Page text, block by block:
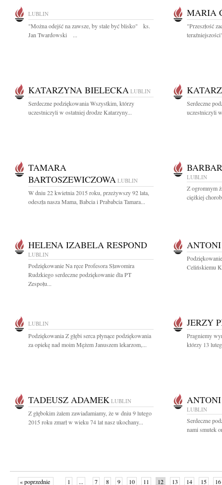
LUBLIN
"Można odejść na zawsze, by stale być blisko" ks.
Jan Twardowski ...
MARIA
"Przeszłość
KATARZYNA BIELECKA LUBLIN
Serdeczne podziękowania Wszystkim, którzy
uczestniczyli w ostatniej drodze Katarzyny...
Serdeczne
uczestniczyli
TAMARA
BARTOSZEWICZOWA LUBLIN
W dniu 22 kwietnia 2015 roku, przeżywszy 92 lata,
odeszła nasza Mama, Babcia i Prababcia Tamara...
LUBLIN
Z ogromnym
ciężkiej
HELENA IZABELA RESPOND
LUBLIN
Podziękowanie Na ręce Profesora Sławomira
Rudzkiego serdeczne podziękowanie dla PT
Zespołu...
Celińskiemu
LUBLIN
Podziękowania Z głębi serca płynące podziękowania
za opiekę nad moim Mężem Januszem lekarzom,...
JERZY
Pragniemy
którzy 13
TADEUSZ ADAMEK LUBLIN
Z głębokim żalem zawiadamiamy, że w dniu 9 lutego
2015 roku zmarł w wieku 74 lat nasz ukochany...
LUBLIN
Serdeczne
nami smutek
« poprzednie 1 ... 7 8 9 10 11 12 13 14 15 16